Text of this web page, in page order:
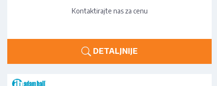
Kontaktirajte nas za cenu
DETALJNIJE